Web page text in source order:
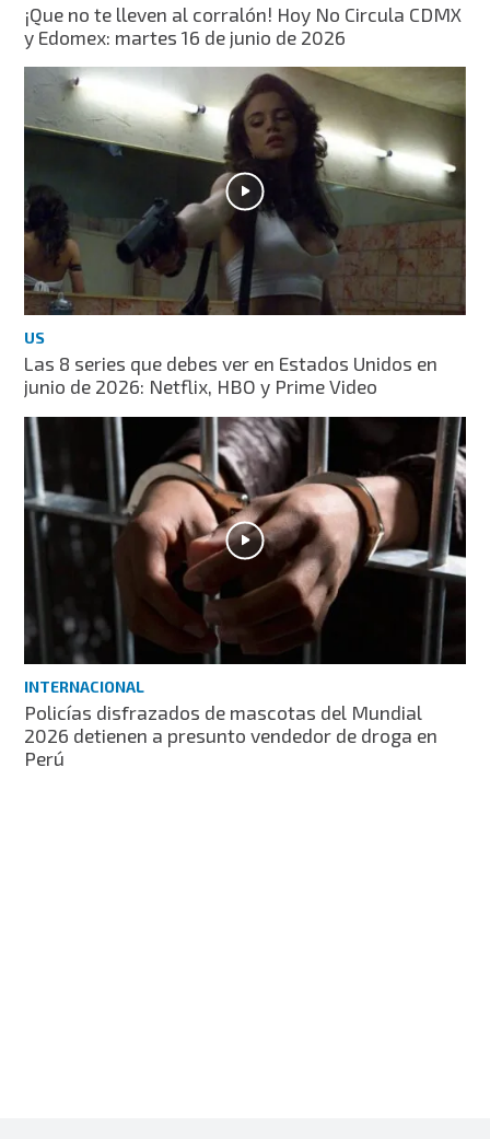
¡Que no te lleven al corralón! Hoy No Circula CDMX
y Edomex: martes 16 de junio de 2026
US
Las 8 series que debes ver en Estados Unidos en
junio de 2026: Netflix, HBO y Prime Video
INTERNACIONAL
Policías disfrazados de mascotas del Mundial
2026 detienen a presunto vendedor de droga en
Perú